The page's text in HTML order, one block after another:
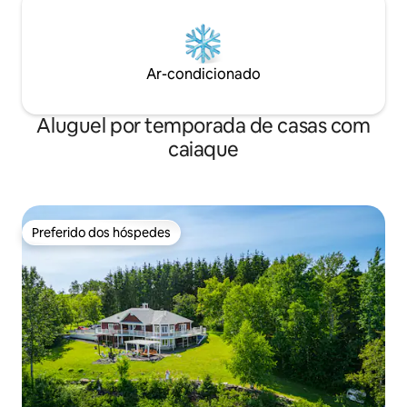
Ar-condicionado
Aluguel por temporada de casas com
caiaque
Preferido dos hóspedes
Preferido dos hóspedes